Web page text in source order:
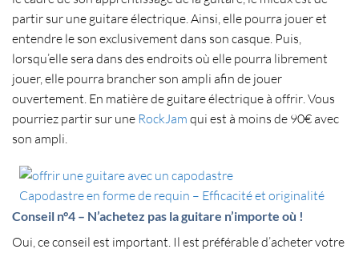
partir sur une guitare électrique. Ainsi, elle pourra jouer et
entendre le son exclusivement dans son casque. Puis,
lorsqu’elle sera dans des endroits où elle pourra librement
jouer, elle pourra brancher son ampli afin de jouer
ouvertement. En matière de guitare électrique à offrir. Vous
pourriez partir sur une RockJam qui est à moins de 90€ avec
son ampli.
Capodastre en forme de requin – Efficacité et originalité
Conseil n°4 – N’achetez pas la guitare n’importe où !
Oui, ce conseil est important. Il est préférable d’acheter votre